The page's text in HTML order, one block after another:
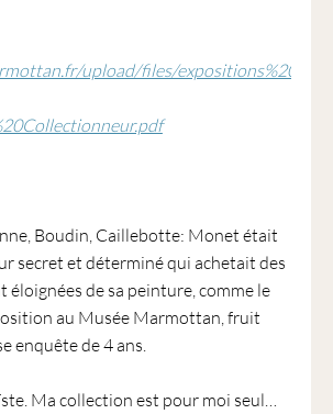
upload/files/
Boudin, Caillebotte: Monet était
secret et déterminé qui achetait des
éloignées de sa peinture, comme le
au Musée Marmottan, fruit
enquête de 4 ans.
Ma collection est pour moi seul…